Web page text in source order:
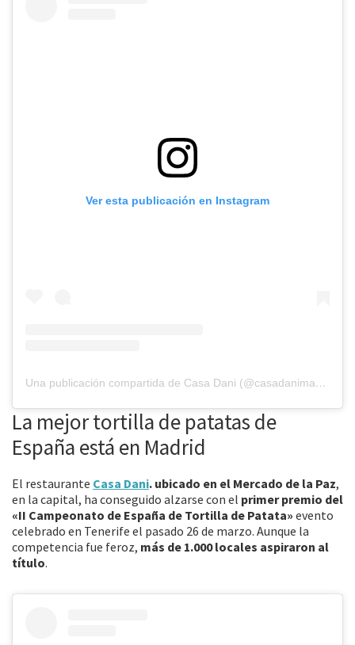
Ver esta publicación en Instagram
Una publicación compartida de Casa Dani (@casadanimadrid)
La mejor tortilla de patatas de
España está en Madrid
El restaurante Casa Dani. ubicado en el Mercado de la Paz,
en la capital, ha conseguido alzarse con el primer premio del
«II Campeonato de España de Tortilla de Patata» evento
celebrado en Tenerife el pasado 26 de marzo. Aunque la
competencia fue feroz, más de 1.000 locales aspiraron al
título.